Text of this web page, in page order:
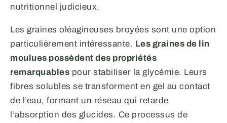
nutritionnel judicieux.
Les graines oléagineuses broyées sont une option
particulièrement intéressante. Les graines de lin
moulues possèdent des propriétés
remarquables pour stabiliser la glycémie. Leurs
fibres solubles se transforment en gel au contact
de l’eau, formant un réseau qui retarde
l’absorption des glucides. Ce processus de